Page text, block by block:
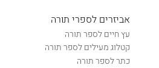
אביזרים לספרי תורה
עץ חיים לספר תורה
קטלוג מעילים לספר תורה
כתר לספר תורה